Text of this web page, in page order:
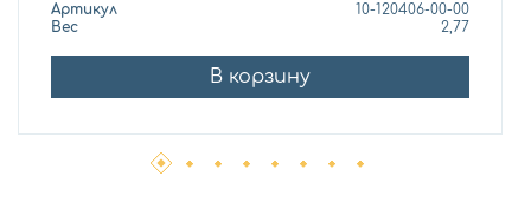
Артикул
10-120406-00-00
Вес
2,77
В корзину